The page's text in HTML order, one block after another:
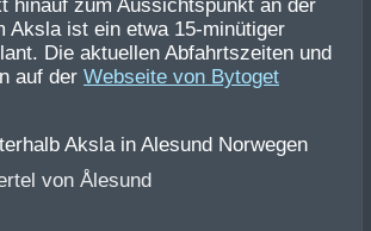
hinauf zum Aussichtspunkt an der
Aksla ist ein etwa 15-minütiger
Die aktuellen Abfahrtszeiten und
auf der Webseite von Bytoget
von Ålesund